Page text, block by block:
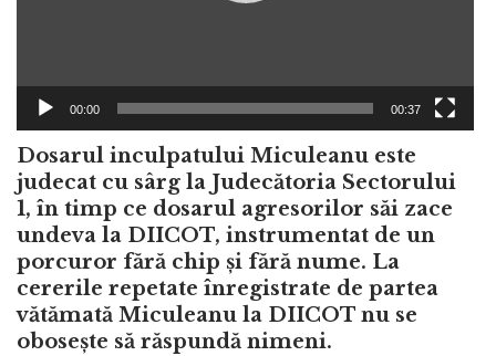
00:00 00:37
Dosarul inculpatului Miculeanu este
judecat cu sârg la Judecătoria Sectorului
1, în timp ce dosarul agresorilor săi zace
undeva la DIICOT, instrumentat de un
porcuror fără chip și fără nume. La
cererile repetate înregistrate de partea
vătămată Miculeanu la DIICOT nu se
obosește să răspundă nimeni.